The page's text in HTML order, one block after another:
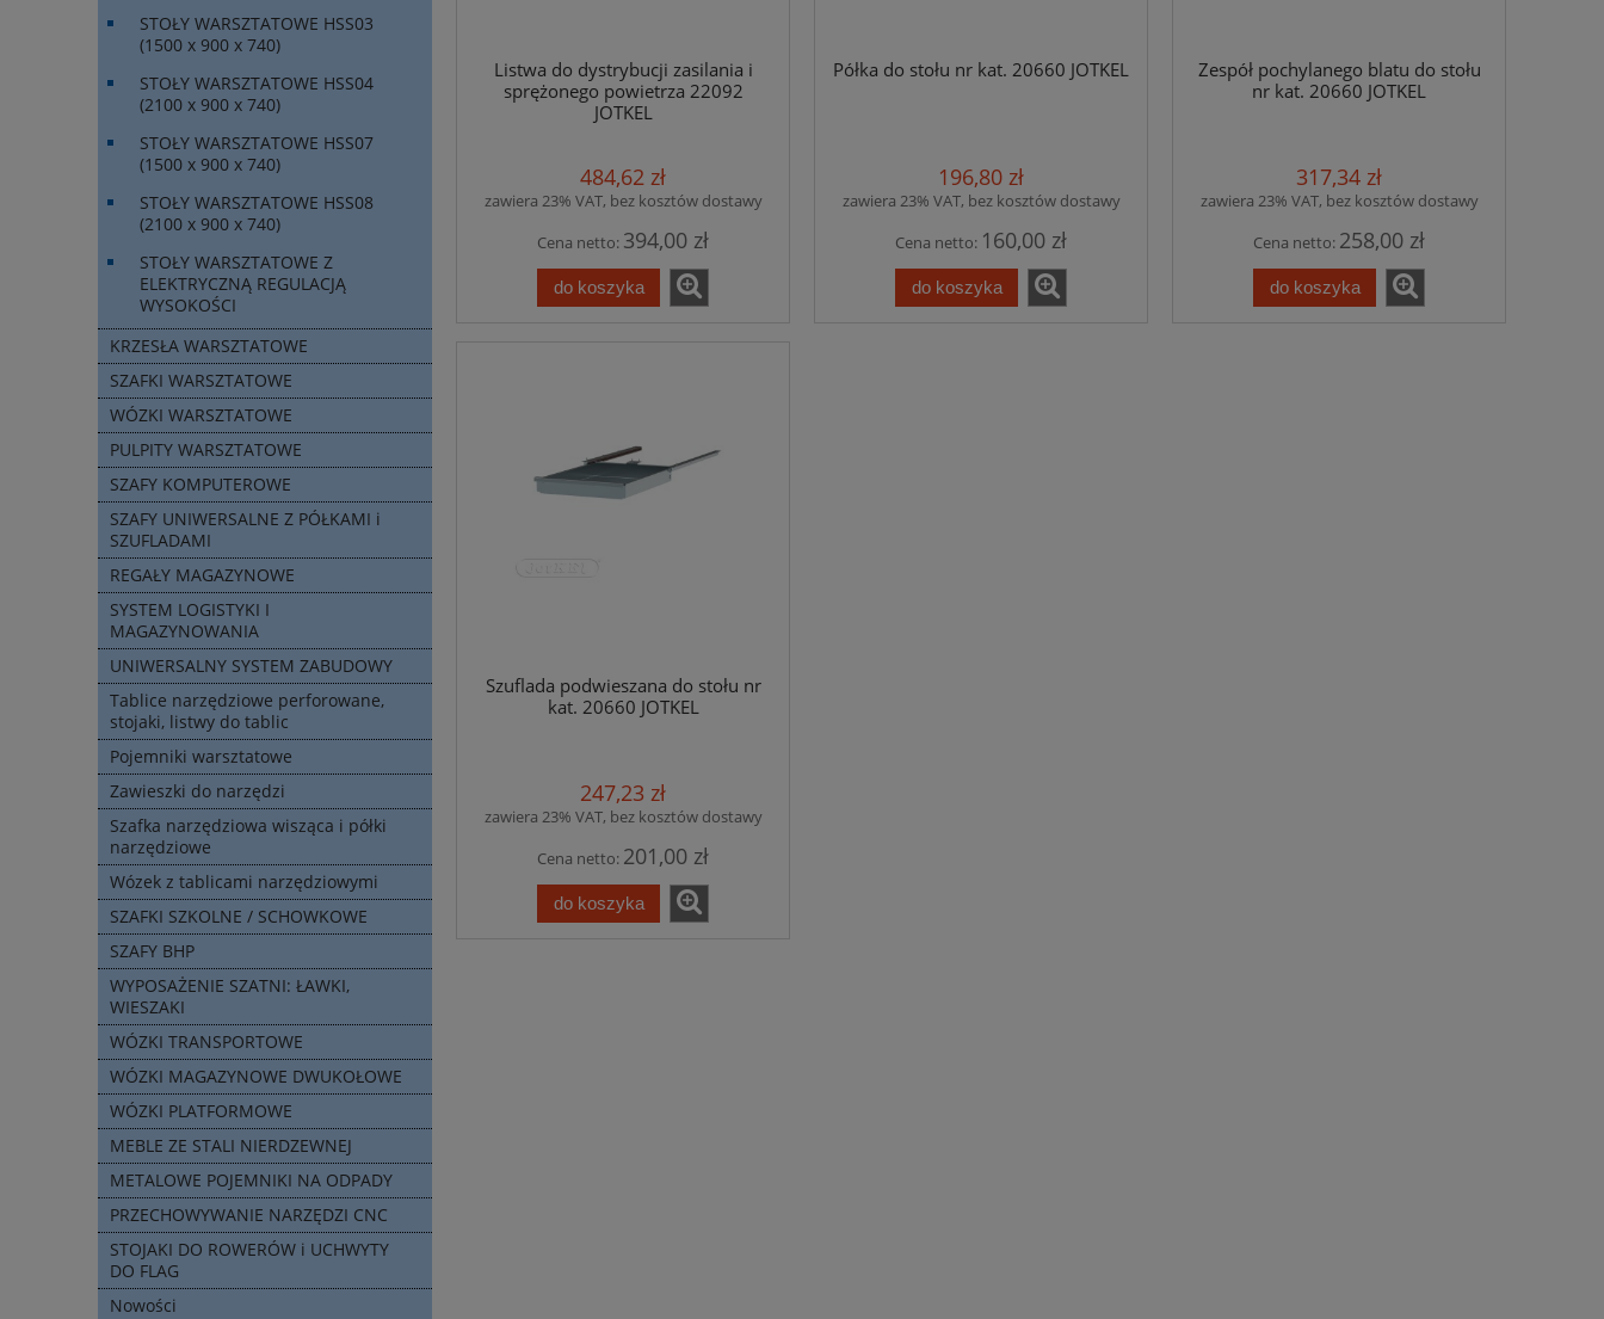
STOŁY WARSZTATOWE HSS03
(1500 x 900 x 740)
STOŁY WARSZTATOWE HSS04
(2100 x 900 x 740)
STOŁY WARSZTATOWE HSS07
(1500 x 900 x 740)
STOŁY WARSZTATOWE HSS08
(2100 x 900 x 740)
STOŁY WARSZTATOWE Z
ELEKTRYCZNĄ REGULACJĄ
WYSOKOŚCI
KRZESŁA WARSZTATOWE
SZAFKI WARSZTATOWE
WÓZKI WARSZTATOWE
PULPITY WARSZTATOWE
SZAFY KOMPUTEROWE
SZAFY UNIWERSALNE Z PÓŁKAMI i
SZUFLADAMI
REGAŁY MAGAZYNOWE
SYSTEM LOGISTYKI I
MAGAZYNOWANIA
UNIWERSALNY SYSTEM ZABUDOWY
Tablice narzędziowe perforowane,
stojaki, listwy do tablic
Pojemniki warsztatowe
Zawieszki do narzędzi
Szafka narzędziowa wisząca i półki
narzędziowe
Wózek z tablicami narzędziowymi
SZAFKI SZKOLNE / SCHOWKOWE
SZAFY BHP
WYPOSAŻENIE SZATNI: ŁAWKI,
WIESZAKI
WÓZKI TRANSPORTOWE
WÓZKI MAGAZYNOWE DWUKOŁOWE
WÓZKI PLATFORMOWE
MEBLE ZE STALI NIERDZEWNEJ
METALOWE POJEMNIKI NA ODPADY
PRZECHOWYWANIE NARZĘDZI CNC
STOJAKI DO ROWERÓW i UCHWYTY
DO FLAG
Nowości
Listwa do dystrybucji zasilania i
sprężonego powietrza 22092
JOTKEL
484,62 zł
zawiera 23% VAT, bez kosztów dostawy
Cena netto: 394,00 zł
do koszyka
Półka do stołu nr kat. 20660 JOTKEL
196,80 zł
zawiera 23% VAT, bez kosztów dostawy
Cena netto: 160,00 zł
do koszyka
Zespół pochylanego blatu do stołu
nr kat. 20660 JOTKEL
317,34 zł
zawiera 23% VAT, bez kosztów dostawy
Cena netto: 258,00 zł
do koszyka
Szuflada podwieszana do stołu nr
kat. 20660 JOTKEL
247,23 zł
zawiera 23% VAT, bez kosztów dostawy
Cena netto: 201,00 zł
do koszyka